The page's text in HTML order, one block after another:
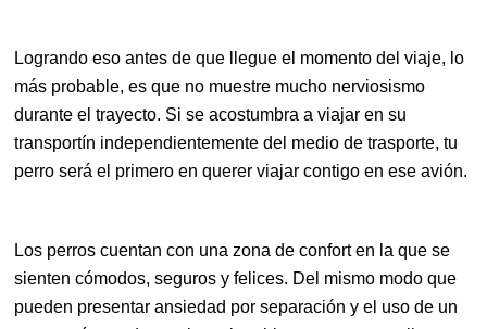
Logrando eso antes de que llegue el momento del viaje, lo
más probable, es que no muestre mucho nerviosismo
durante el trayecto. Si se acostumbra a viajar en su
transportín independientemente del medio de trasporte, tu
perro será el primero en querer viajar contigo en ese avión.
Los perros cuentan con una zona de confort en la que se
sienten cómodos, seguros y felices. Del mismo modo que
pueden presentar ansiedad por separación y el uso de un